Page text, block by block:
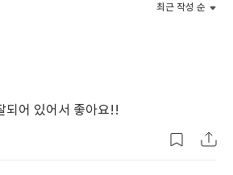
최근 작성 순
되어 있어서 좋아요!!